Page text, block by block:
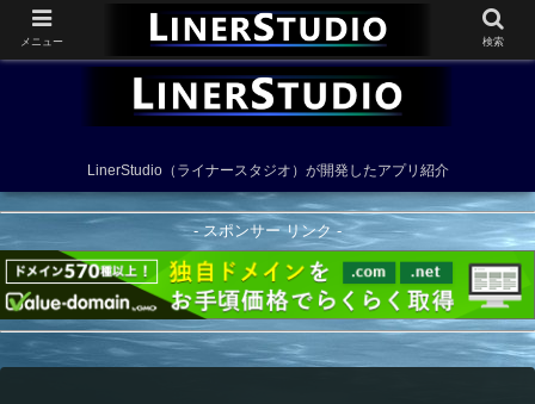
LinerStudio（ライナースタジオ）が開発したアプリ紹介
- スポンサー リンク -
メニュー 検索